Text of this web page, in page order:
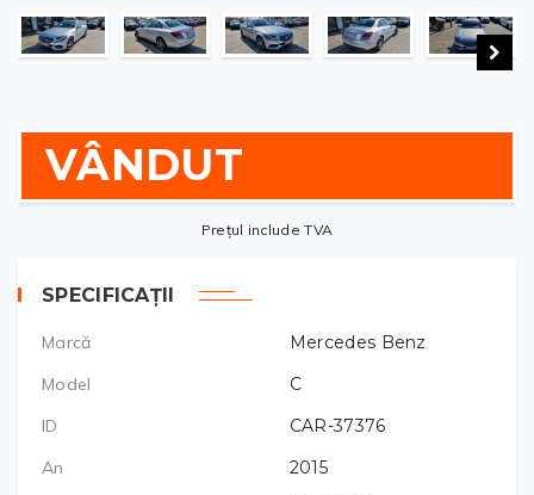
VÂNDUT
Prețul include TVA
SPECIFICAȚII
Marcă
Mercedes Benz
Model
C
ID
CAR-37376
An
2015